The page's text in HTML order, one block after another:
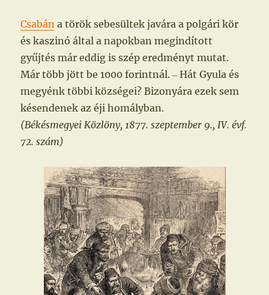
Csabán a török sebesültek javára a polgári kör
és kaszinó által a napokban megindított
gyűjtés már eddig is szép eredményt mutat.
Már több jött be 1000 forintnál. ‒ Hát Gyula és
megyénk többi községei? Bizonyára ezek sem
késendenek az éji homályban.
(Békésmegyei Közlöny, 1877. szeptember 9., IV. évf.
72. szám)